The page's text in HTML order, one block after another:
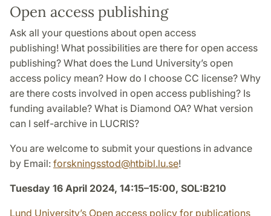
Open access publishing
Ask all your questions about open access
publishing! What possibilities are there for open access
publishing? What does the Lund University’s open
access policy mean? How do I choose CC license? Why
are there costs involved in open access publishing? Is
funding available? What is Diamond OA? What version
can I self-archive in LUCRIS?
You are welcome to submit your questions in advance
by Email: forskningsstod@htbibl.lu.se!
Tuesday 16 April 2024, 14:15–15:00, SOL:B210
Lund University’s Open access policy for publications